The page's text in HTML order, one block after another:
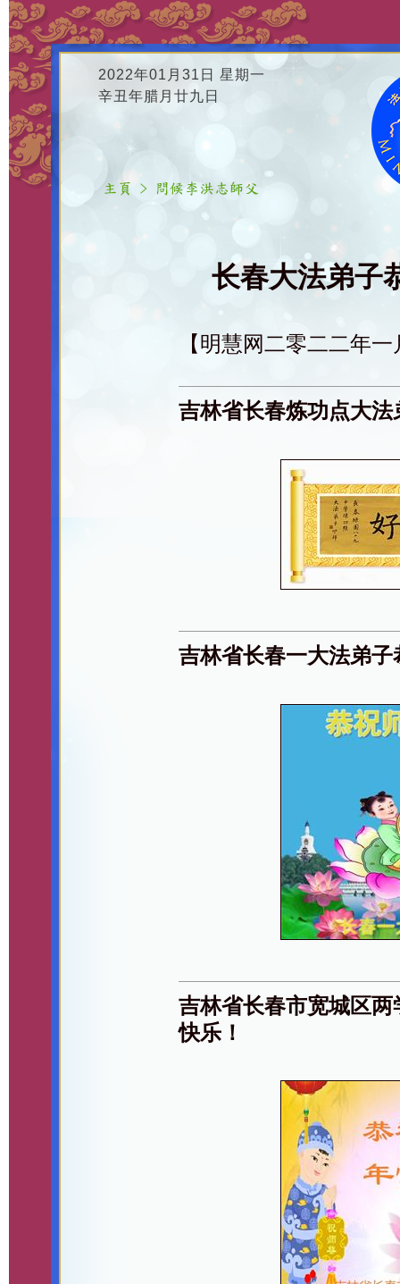
2022年01月31日 星期一
辛丑年腊月廿九日
长春大法弟子
【明慧网二零二二年
吉林省长春炼功点大
吉林省长春一大法弟
吉林省长春市宽城区
快乐！